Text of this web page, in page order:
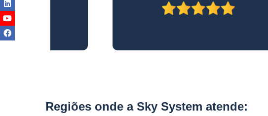
Regiões onde a Sky System atende: